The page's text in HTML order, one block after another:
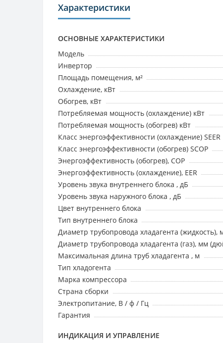
Характеристики
ОСНОВНЫЕ ХАРАКТЕРИСТИКИ
Модель
Инвертор
Площадь помещения, м²
Охлаждение, кВт
Обогрев, кВт
Потребляемая мощность (охлаждение) кВт
Потребляемая мощность (обогрев) кВт
Класс энергоэффективности (охлаждение) SEER
Класс энергоэффективности (обогрев) SCOP
Энергоэффективность (обогрев), COP
Энергоэффективность (охлаждение), EER
Уровень звука внутреннего блока , дБ
Уровень звука наружного блока , дБ
Цвет внутреннего блока
Тип внутреннего блока
Диаметр трубопровода хладагента
Диаметр трубопровода хладагента (газ), мм
Максимальная длина труб хладагента , м
Тип хладогента
Марка компрессора
Страна сборки
Электропитание, В / ф / Гц
Гарантия
ИНДИКАЦИЯ И УПРАВЛЕНИЕ